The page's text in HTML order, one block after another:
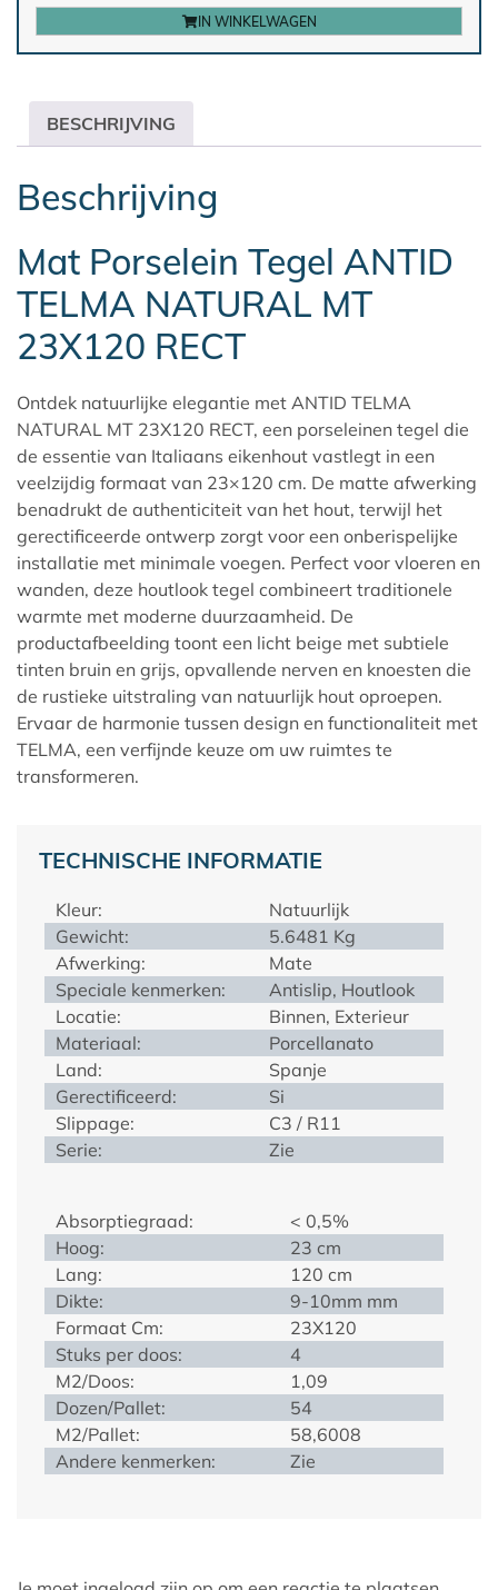
IN WINKELWAGEN
BESCHRIJVING
Beschrijving
Mat Porselein Tegel ANTID
TELMA NATURAL MT
23X120 RECT
Ontdek natuurlijke elegantie met ANTID TELMA
NATURAL MT 23X120 RECT, een porseleinen tegel die
de essentie van Italiaans eikenhout vastlegt in een
veelzijdig formaat van 23×120 cm. De matte afwerking
benadrukt de authenticiteit van het hout, terwijl het
gerectificeerde ontwerp zorgt voor een onberispelijke
installatie met minimale voegen. Perfect voor vloeren en
wanden, deze houtlook tegel combineert traditionele
warmte met moderne duurzaamheid. De
productafbeelding toont een licht beige met subtiele
tinten bruin en grijs, opvallende nerven en knoesten die
de rustieke uitstraling van natuurlijk hout oproepen.
Ervaar de harmonie tussen design en functionaliteit met
TELMA, een verfijnde keuze om uw ruimtes te
transformeren.
TECHNISCHE INFORMATIE
Kleur:
Natuurlijk
Gewicht:
5.6481 Kg
Afwerking:
Mate
Speciale kenmerken:
Antislip, Houtlook
Locatie:
Binnen, Exterieur
Materiaal:
Porcellanato
Land:
Spanje
Gerectificeerd:
Si
Slippage:
C3 / R11
Serie:
Zie
Absorptiegraad:
< 0,5%
Hoog:
23 cm
Lang:
120 cm
Dikte:
9-10mm mm
Formaat Cm:
23X120
Stuks per doos:
4
M2/Doos:
1,09
Dozen/Pallet:
54
M2/Pallet:
58,6008
Andere kenmerken:
Zie